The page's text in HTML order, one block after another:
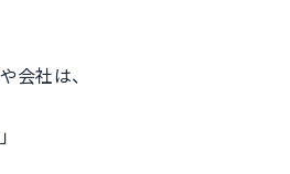
会社は、